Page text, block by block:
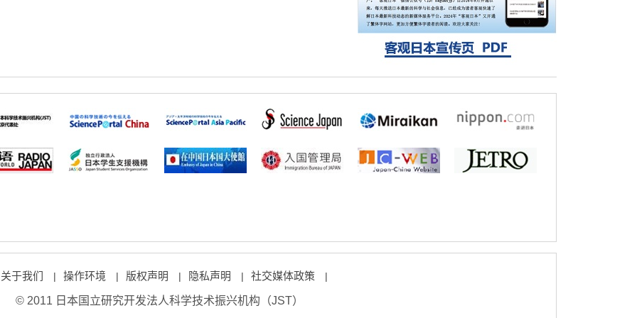
科学研究
藤田医科大学等成功鉴定出非结核分枝杆菌
生存的必需基因，首次揭示该基因的必要性
因菌株而异
关于我们 | 操作环境 | 版权声明 | 隐私声明 | 社交媒体政策 |
© 2011 日本国立研究开发法人科学技术振兴机构（JST）